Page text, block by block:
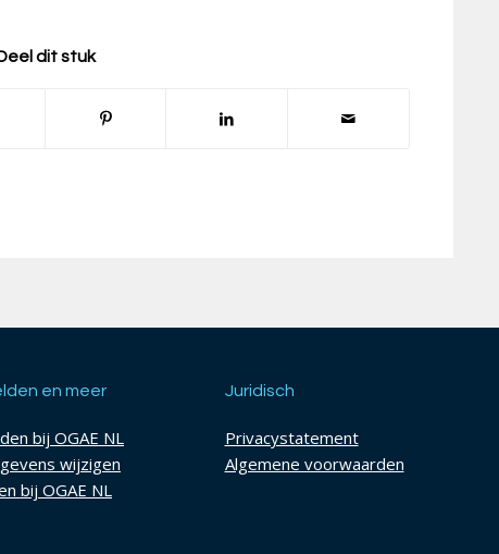
dit stuk
en meer
bij OGAE NL
wijzigen
bij OGAE NL
Juridisch
Privacystatement
Algemene voorwaarden